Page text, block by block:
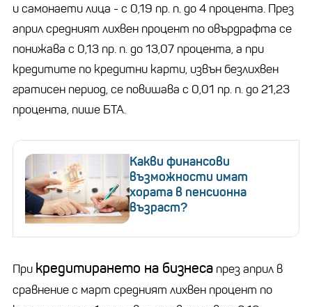
и самонаети лица - с 0,19 пр. п. до 4 процента. През
април средният лихвен процент по овърдрафта се
понижава с 0,13 пр. п. до 13,07 процента, а при
кредитите по кредитни карти, извън безлихвен
гратисен период, се повишава с 0,01 пр. п. до 21,23
процента, пише БТА.
Какви финансови
възможности имат
хората в пенсионна
възраст?
При кредитирането на бизнеса през април в
сравнение с март средният лихвен процент по